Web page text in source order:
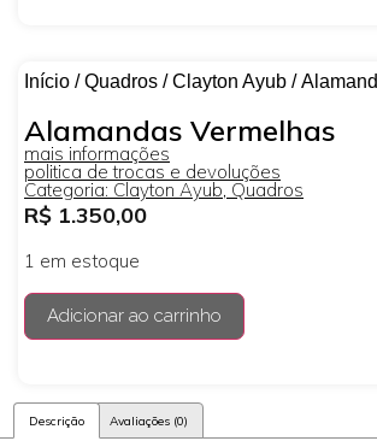
Início /Quadros /Clayton Ayub /
Alamandas Vermelhas
mais informações
politica de trocas e devoluções
Categoria: Clayton Ayub, Quadros
R$ 1.350,00
1 em estoque
Adicionar ao carrinho
Descrição Avaliações (0)